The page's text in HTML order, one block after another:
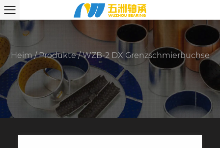
Heim/Produkte/WZB-2 DX Grenzschmierbuchse